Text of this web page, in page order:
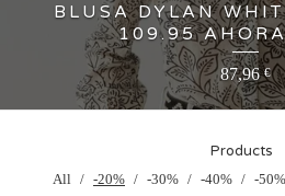
BLUSA DYLAN
109.95
87,96€
Products
All -20% -30% -40% -50%